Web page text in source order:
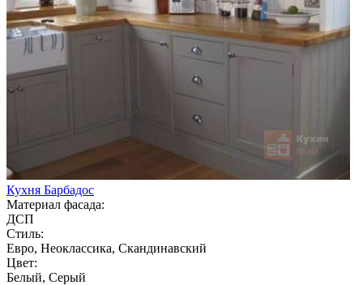
Кухня Барбадос
Материал фасада:
ДСП
Стиль:
Евро, Неоклассика, Скандинавский
Цвет:
Белый, Серый